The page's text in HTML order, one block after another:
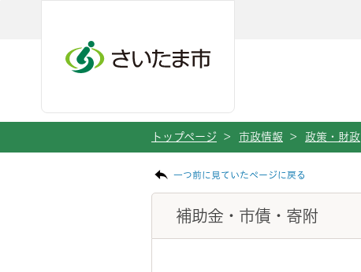
トップページ > 市政情報 > 政策・財政
一つ前に見ていたページに戻る
補助金・市債・寄附